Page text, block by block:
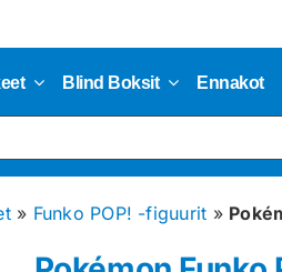
Blind Boksit Ennakot
» Funko POP! -figuurit »